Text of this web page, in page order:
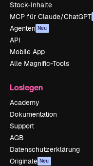
Stock-Inhalte
MCP für Claude/ChatGPT
Agenten Neu
API
Mobile App
Alle Magnific-Tools
Loslegen
Academy
Dokumentation
Support
AGB
Datenschutzerklärung
Originale Neu